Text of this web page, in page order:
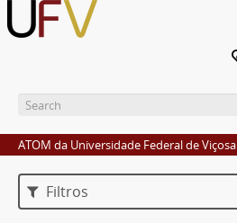
ATOM da Universidade Federal de Viçosa
Filtros